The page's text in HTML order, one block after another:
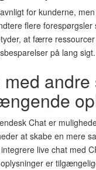
for kunderne,
flere
at færre
på lang sigt.
Chat er
at skabe en mere
live chat med
er